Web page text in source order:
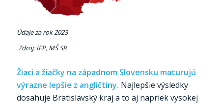
Údaje za rok 2023
Zdroj: IFP, MŠ SR
Žiaci a žiačky na západnom Slovensku maturujú
výrazne lepšie z angličtiny. Najlepšie výsledky
dosahuje Bratislavský kraj a to aj napriek vysokej